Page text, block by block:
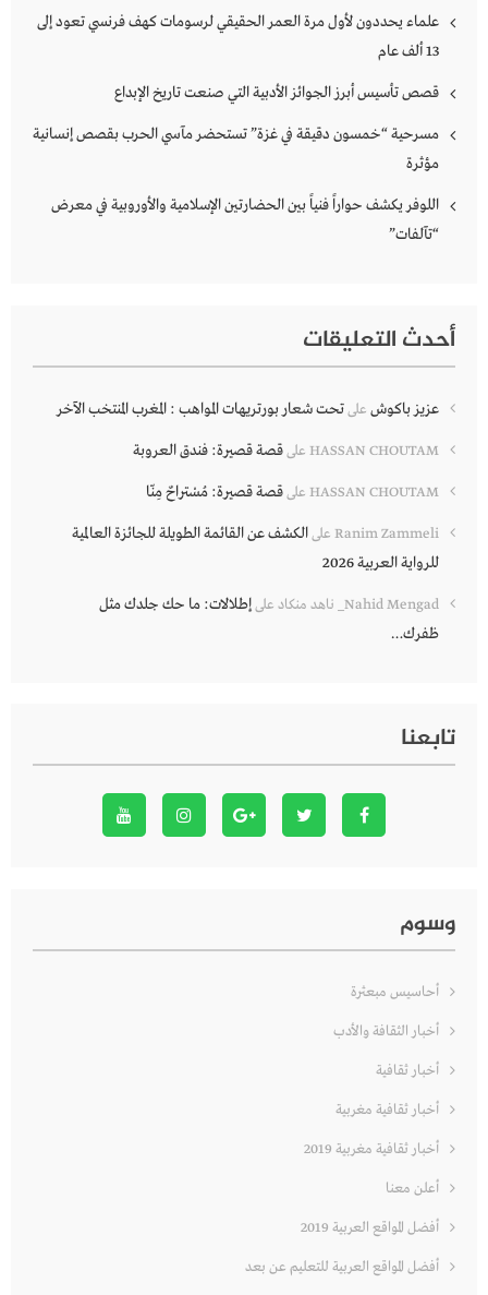
علماء يحددون لأول مرة العمر الحقيقي لرسومات كهف فرنسي تعود إلى
13 ألف عام
قصص تأسيس أبرز الجوائز الأدبية التي صنعت تاريخ الإبداع
مسرحية “خمسون دقيقة في غزة” تستحضر مآسي الحرب بقصص إنسانية
مؤثرة
اللوفر يكشف حواراً فنياً بين الحضارتين الإسلامية والأوروبية في معرض
“تآلفات”
أحدث التعليقات
عزيز باكوش علىتحت شعار بورتريهات المواهب : المغرب المنتخب الآخر
HASSAN CHOUTAM علىقصة قصيرة: فندق العروبة
HASSAN CHOUTAM علىقصة قصيرة: مُسْتراحٌ مِنّا
Ranim Zammeli علىالكشف عن القائمة الطويلة للجائزة العالمية
للرواية العربية 2026
Nahid Mengad_ ناهد منكاد علىإطلالات: ما حك جلدك مثل
ظفرك…
تابعنا
وسوم
أحاسيس مبعثرة
أخبار الثقافة والأدب
أخبار ثقافية
أخبار ثقافية مغربية
أخبار ثقافية مغربية 2019
أعلن معنا
أفضل المواقع العربية 2019
أفضل المواقع العربية للتعليم عن بعد